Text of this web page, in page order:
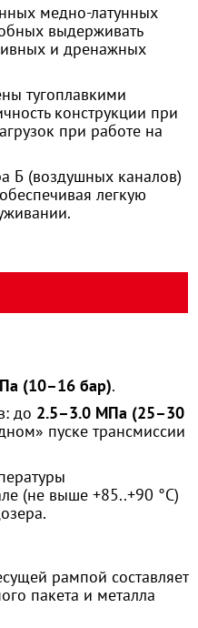
медно-латунных
выдерживать
и дренажных
тугоплавкими
конструкции при
при работе на
Б (воздушных каналов)
легкую
(10–16 бар).
до 2.5–3.0 МПа (25–30
пуске трансмиссии
(не выше +85..+90 °C)
рампой составляет
пакета и металла